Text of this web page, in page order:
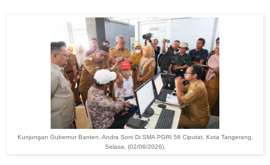
Kunjungan Gubernur Banten, Andra Soni Di SMA PGRI 56 Ciputat, Kota Tangerang,
Selasa, (02/06/2026).